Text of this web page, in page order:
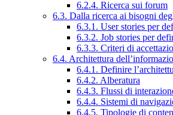
6.2.4. Ricerca sui forum
6.3. Dalla ricerca ai bisogni
6.3.1. User stories per
6.3.2. Job stories per
6.3.3. Criteri di
6.4. Architettura
6.4.1. Definire
6.4.2. Alberatura
6.4.3. Flussi di
6.4.4. Sistemi di
6.4.5. Tipologie di